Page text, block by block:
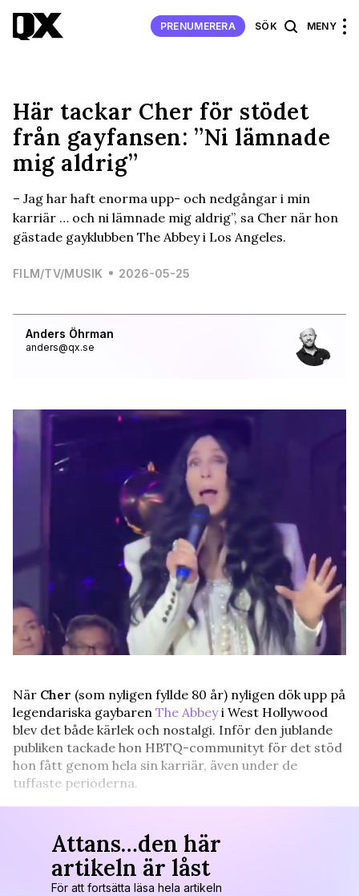
PRENUMERERA SÖK MENY
Anders Öhrman
anders@qx.se
Här tackar Cher för stödet
från gayfansen: ”Ni lämnade
mig aldrig”
– Jag har haft enorma upp- och nedgångar i min
karriär … och ni lämnade mig aldrig”, sa Cher när hon
gästade gayklubben The Abbey i Los Angeles.
FILM/TV/MUSIK 2026-05-25
När Cher (som nyligen fyllde 80 år) nyligen dök upp på
legendariska gaybaren The Abbeyi West Hollywood
blev det både kärlek och nostalgi. Inför den jublande
publiken tackade hon HBTQ-communityt för det stöd
hon fått genom hela sin karriär, även under de
tuffaste perioderna.
Attans…den här
artikeln är låst
För att fortsätta läsa hela artikeln